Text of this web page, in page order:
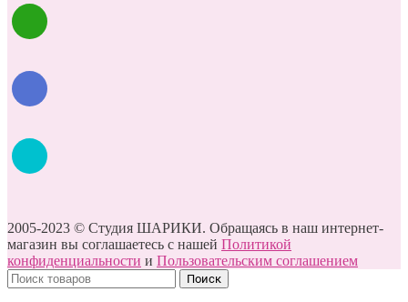
2005-2023 © Студия ШАРИКИ. Обращаясь в наш интернет-
магазин вы соглашаетесь с нашей Политикой
конфиденциальности и Пользовательским соглашением
Поиск